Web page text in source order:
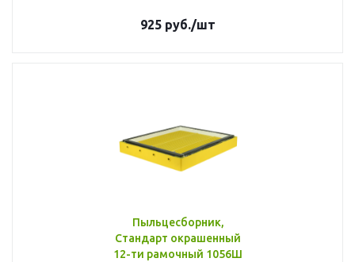
925 руб./шт
Пыльцесборник,
Стандарт окрашенный
12-ти рамочный 1056Ш